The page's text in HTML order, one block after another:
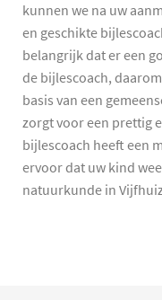
kunnen we na uw
en geschikte
belangrijk dat er een
de bijlescoach,
basis van een
zorgt voor een prettig
bijlescoach heeft een
ervoor dat uw kind
natuurkunde in